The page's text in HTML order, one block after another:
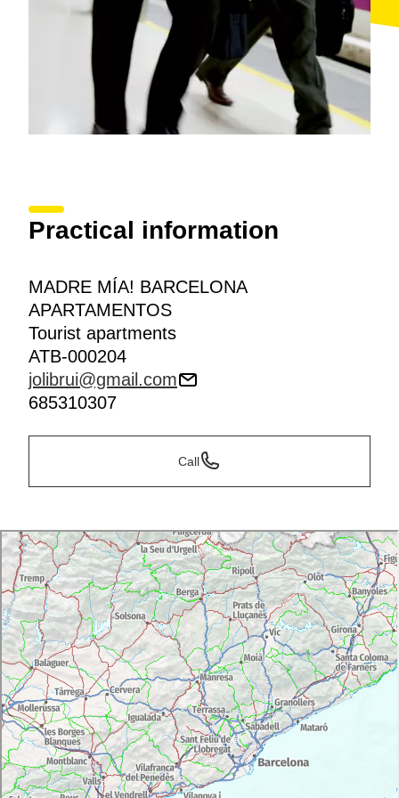
Practical information
MADRE MÍA! BARCELONA
APARTAMENTOS
Tourist apartments
ATB-000204
jolibrui@gmail.com
685310307
Call